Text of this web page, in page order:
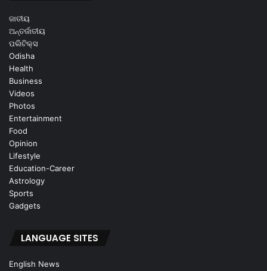
ଜାତୀୟ
ଅନ୍ତର୍ଜାତୀୟ
ପଲିଟିକ୍ସ
Odisha
Health
Business
Videos
Photos
Entertainment
Food
Opinion
Lifestyle
Education-Career
Astrology
Sports
Gadgets
LANGUAGE SITES
English News